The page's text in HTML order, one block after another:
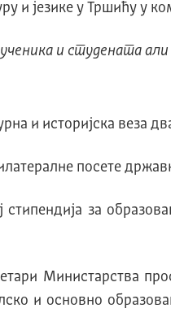
и језике у Тршићу у
и студената
и историјска веза
посете
за
Министарства
и основно